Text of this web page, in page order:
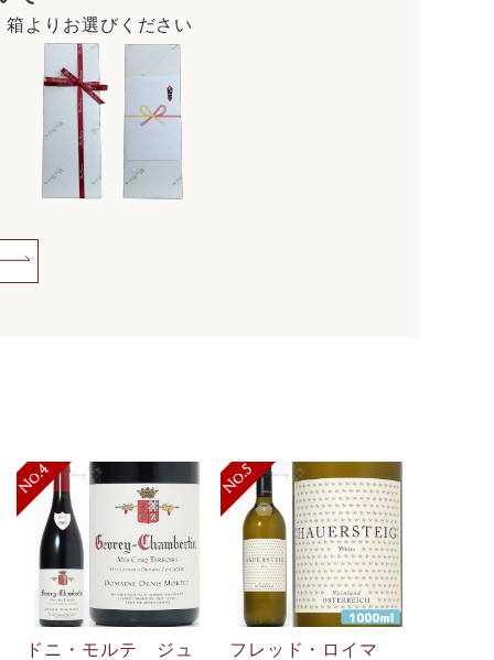
よりお選びください
ドニ・モルテ ジュ
フレッド・ロイマ